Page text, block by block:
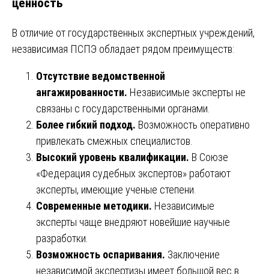
В отличие от государственных экспертных учреждений,
независимая ПСПЭ обладает рядом преимуществ:
Отсутствие ведомственной
ангажированности. Независимые эксперты не
связаны с государственными органами.
Более гибкий подход. Возможность оперативно
привлекать смежных специалистов.
Высокий уровень квалификации. В Союзе
«Федерация судебных экспертов» работают
эксперты, имеющие ученые степени.
Современные методики. Независимые
эксперты чаще внедряют новейшие научные
разработки.
Возможность оспаривания. Заключение
независимой экспертизы имеет большой вес в